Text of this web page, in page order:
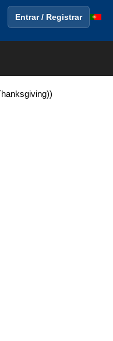
Entrar / Registrar